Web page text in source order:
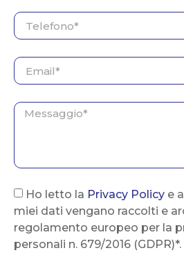
Ho letto la Privacy Policy e
miei dati vengano raccolti e
regolamento europeo per la
personali n. 679/2016 (GDPR)*.